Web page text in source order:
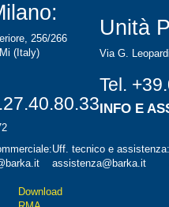
256/266
(Italy)
Unità
Via G.
Tel.
INFO E
Uff. tecnico e assistenza:
assistenza@barka.it
Download